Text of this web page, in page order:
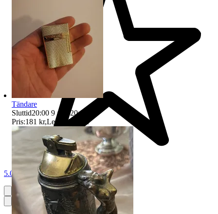
5.0
Tändare
Sluttid20:00 9 aug 20:00
Pris:181 kr,Ledande bud .